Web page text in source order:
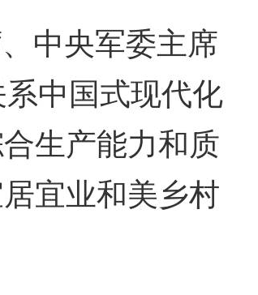
中央军委主席
中国式现代化
生产能力和质
宜业和美乡村